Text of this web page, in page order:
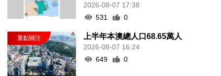
2026-08-07 17:38
531
0
上半年本澳總人口68.65萬人
2026-08-07 16:24
649
0